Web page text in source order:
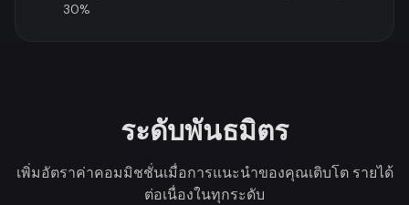
30%
ระดับพันธมิตร
เพิ่มอัตราค่าคอมมิชชั่นเมื่อการแนะนำของคุณเติบโต รายได้
ต่อเนื่องในทุกระดับ